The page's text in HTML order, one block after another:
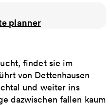
planner
findet sie im
von Dettenhausen
und weiter ins
dazwischen fallen kaum